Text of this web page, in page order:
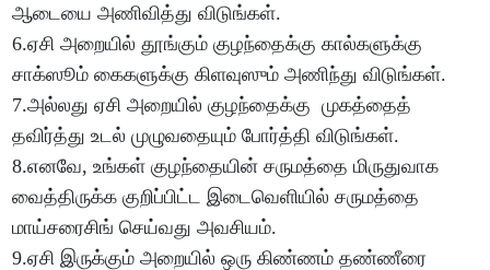
ஆடையை அணிவித்து விடுங்கள்.
6.ஏசி அறையில் தூங்கும் குழந்தைக்கு கால்களுக்கு
சாக்ஸூம் கைகளுக்கு கிளவுஸும் அணிந்து விடுங்கள்.
7.அல்லது ஏசி அறையில் குழந்தைக்கு முகத்தைத்
தவிர்த்து உடல் முழுவதையும் போர்த்தி விடுங்கள்.
8.எனவே, உங்கள் குழந்தையின் சருமத்தை மிருதுவாக
வைத்திருக்க குறிப்பிட்ட இடைவெளியில் சருமத்தை
மாய்சரைசிங் செய்வது அவசியம்.
9.ஏசி இருக்கும் அறையில் ஒரு கிண்ணம் தண்ணீரை